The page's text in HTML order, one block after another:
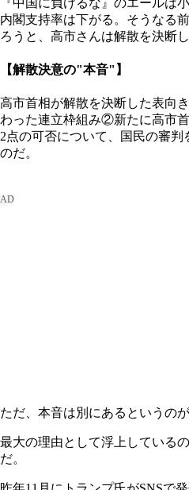
内閣支持率は下がる。そうなる
ろうと、高市さんは解散を決断
【解散決意の"本音"】
高市首相が解散を決断した表向
わった連立枠組み②新たに高市
2点の可否について、国民の審
のだ。
ただ、本音は別にあるというの
最大の理由として浮上している
だ。